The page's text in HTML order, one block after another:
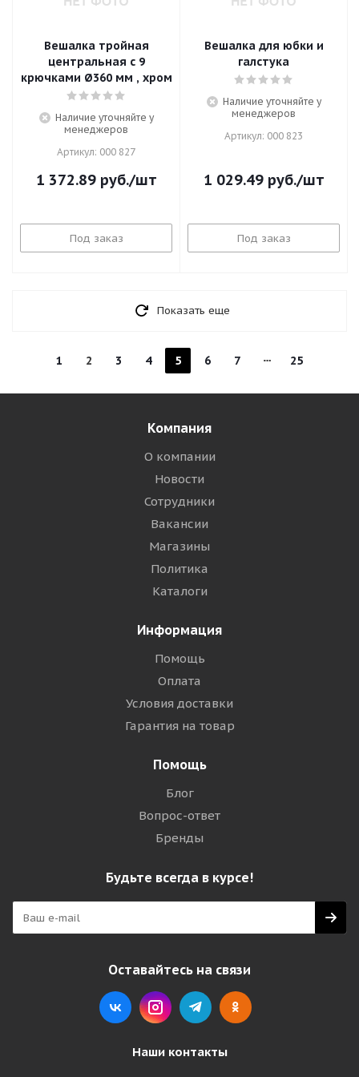
Вешалка тройная
центральная с 9
крючками Ø360 мм , хром
Наличие уточняйте у
менеджеров
Артикул: 000 827
1 372.89руб./шт
Под заказ
Вешалка для юбки и
галстука
Наличие уточняйте у
менеджеров
Артикул: 000 823
1 029.49руб./шт
Под заказ
Показать еще
1 2 3 4 5 6 7 25
Компания
О компании
Новости
Сотрудники
Вакансии
Магазины
Политика
Каталоги
Информация
Помощь
Оплата
Условия доставки
Гарантия на товар
Помощь
Блог
Вопрос-ответ
Бренды
Будьте всегда в курсе!
Оставайтесь на связи
Наши контакты